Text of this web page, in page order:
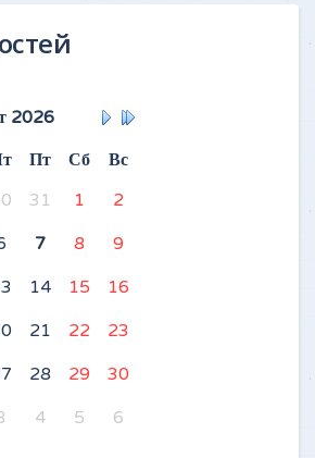
2026
Пт Сб
Вс
31 1
2
7 8
9
14 15
16
21 22
23
28 29
30
4 5 6